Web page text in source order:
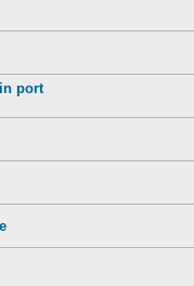
port